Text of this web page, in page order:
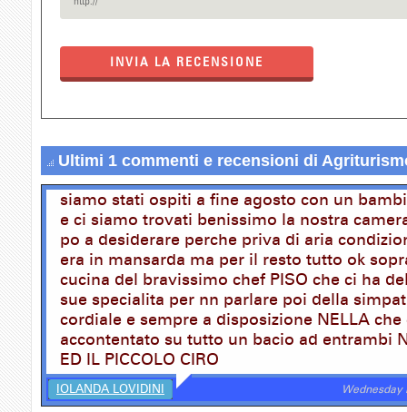
INVIA LA RECENSIONE
Ultimi 1 commenti e recensioni di
siamo stati ospiti a fine agosto con un
e ci siamo trovati benissimo la nostra
po a desiderare perche priva di aria
era in mansarda ma per il resto tutto ok
cucina del bravissimo chef PISO che ci ha
sue specialita per nn parlare poi della
cordiale e sempre a disposizione NELLA che
accontentato su tutto un bacio ad entrambi
ED IL PICCOLO CIRO
IOLANDA LOVIDINI Wednesday